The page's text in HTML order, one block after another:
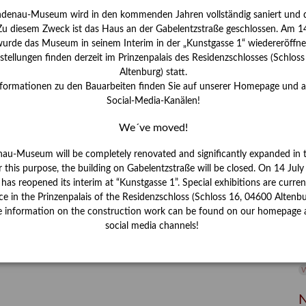
Museum wird in den kommenden Jahren vollständig saniert und
diesem Zweck ist das Haus an der Gabelentzstraße geschlossen. Am
das Museum in seinem Interim in der „Kunstgasse 1“
finden derzeit im Prinzenpalais des Residenzschlosses
Altenburg) statt.
zu den Bauarbeiten finden Sie auf unserer Homepage und
Social-Media-Kanälen!
We´ve moved!
Museum will be completely renovated and significantly expanded in
this purpose, the building on Gabelentzstraße will be closed. On 14
reopened its interim at “Kunstgasse 1”. Special exhibitions are
in the Prinzenpalais of the Residenzschloss (Schloss 16, 04600
information on the construction work can be found on our homepage
social media channels!